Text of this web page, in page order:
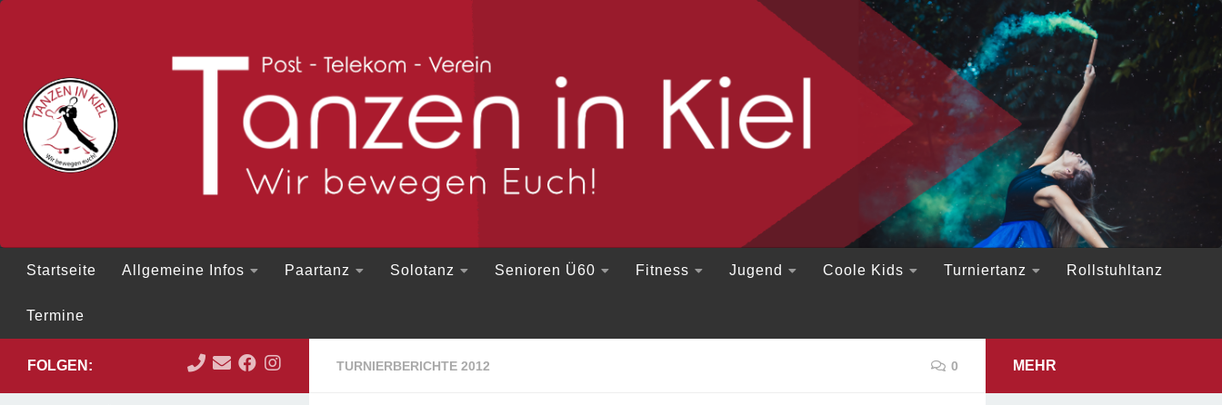
Startseite Allgemeine Infos Paartanz Solotanz Senioren Ü60 Fitness Jugend Coole Kids Turniertanz Rollstuhltanz
Termine
TURNIERBERICHTE 2012 0
FOLGEN: MEHR